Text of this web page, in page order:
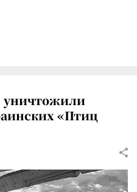
уничтожили
«Птиц